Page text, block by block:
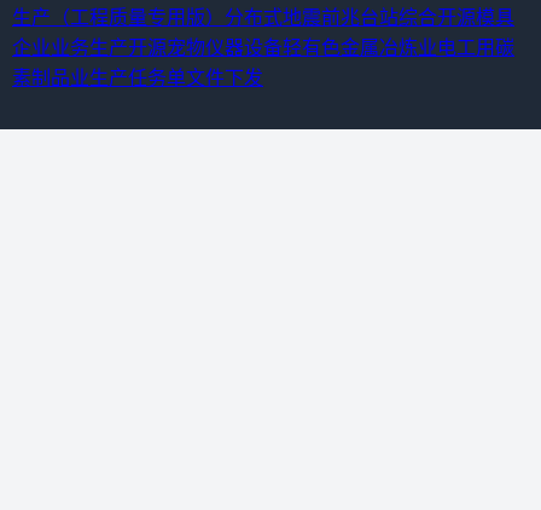
生产（工程质量专用版） 分布式地震前兆台站综合开源模具
企业业务生产开源宠物仪器设备轻有色金属冶炼业电工用碳
素制品业生产任务单文件下发